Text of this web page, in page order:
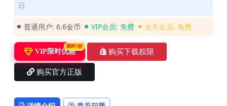
日
普通用户: 6.6金币 VIP会员: 免费 永久会员: 免费
VIP限时优惠
限时3折
购买下载权限
购买官方正版